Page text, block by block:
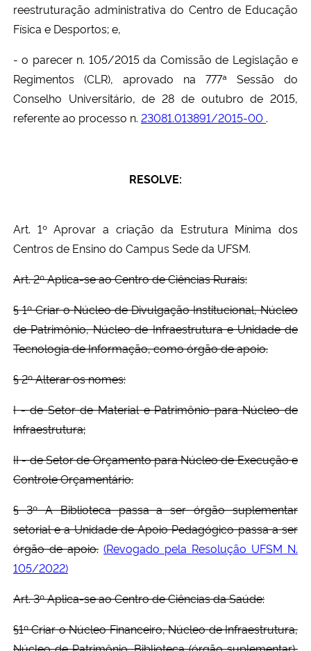
reestruturação administrativa do Centro de Educação
Física e Desportos; e,
- o parecer n. 105/2015 da Comissão de Legislação e
Regimentos (CLR), aprovado na 777ª Sessão do
Conselho Universitário, de 28 de outubro de 2015,
referente ao processo n. 23081.013891/2015-00 .
RESOLVE:
Art. 1º Aprovar a criação da Estrutura Mínima dos
Centros de Ensino do Campus Sede da UFSM.
Art. 2º Aplica-se ao Centro de Ciências Rurais:
§ 1º Criar o Núcleo de Divulgação Institucional, Núcleo
de Patrimônio, Núcleo de Infraestrutura e Unidade de
Tecnologia de Informação, como órgão de apoio.
§ 2º Alterar os nomes:
I - de Setor de Material e Patrimônio para Núcleo de
Infraestrutura;
II - de Setor de Orçamento para Núcleo de Execução e
Controle Orçamentário.
§ 3º A Biblioteca passa a ser órgão suplementar
setorial e a Unidade de Apoio Pedagógico passa a ser
órgão de apoio. (Revogado pela Resolução UFSM N.
105/2022)
Art. 3º Aplica-se ao Centro de Ciências da Saúde:
§1º Criar o Núcleo Financeiro, Núcleo de Infraestrutura,